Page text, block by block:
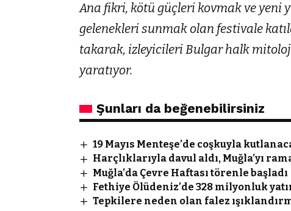
Ana fikri, kötü güçleri kovmak ve yeni
gelenekleri sunmak olan festivale
takarak, izleyicileri Bulgar halk
yaratıyor.
Şunları da beğenebilirsiniz
19 Mayıs Menteşe’de coşkuyla
Harçlıklarıyla davul aldı, Muğla’yı
Muğla’da Çevre Haftası törenle başladı
Fethiye Ölüdeniz’de 328 milyonluk
Tepkilere neden olan falez